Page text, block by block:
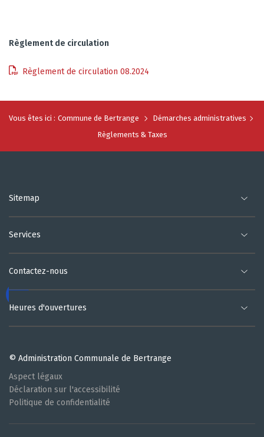
Règlement de circulation
Règlement de circulation 08.2024
Vous êtes ici : Commune de Bertrange
Démarches administratives
Règlements & Taxes
Sitemap
Services
Contactez-nous
Heures d'ouvertures
© Administration Communale de Bertrange
Aspect légaux
Déclaration sur l'accessibilité
Politique de confidentialité